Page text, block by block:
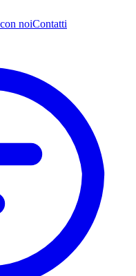
noiContatti